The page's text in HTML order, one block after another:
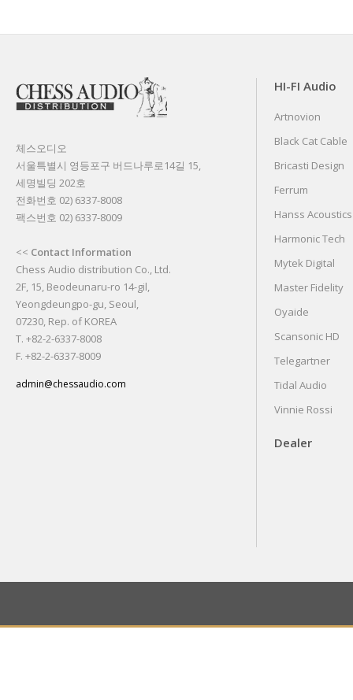
체스오디오
서울특별시 영등포구 버드나루로14길 15,
세명빌딩 202호
전화번호 02) 6337-8008
팩스번호 02) 6337-8009
<< Contact Information
Chess Audio distribution Co., Ltd.
2F, 15, Beodeunaru-ro 14-gil,
Yeongdeungpo-gu, Seoul,
07230, Rep. of KOREA
T. +82-2-6337-8008
F. +82-2-6337-8009
admin@chessaudio.com
HI-FI Audio
Artnovion
Black Cat Cable
Bricasti Design
Ferrum
Hanss Acoustics
Harmonic Tech
Mytek Digital
Master Fidelity
Oyaide
Scansonic HD
Telegartner
Tidal Audio
Vinnie Rossi
Dealer